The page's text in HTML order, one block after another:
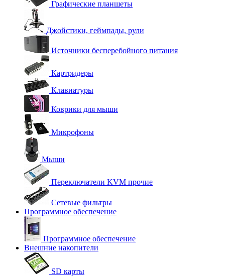
Графические планшеты
Джойстики, геймпады, рули
Источники бесперебойного питания
Картридеры
Клавиатуры
Коврики для мыши
Микрофоны
Мыши
Переключатели KVM прочие
Сетевые фильтры
Программное обеспечение
Программное обеспечение
Внешние накопители
SD карты